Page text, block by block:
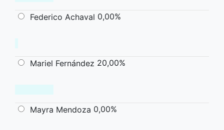
Federico Achaval 0,00%
Mariel Fernández 20,00%
Mayra Mendoza 0,00%